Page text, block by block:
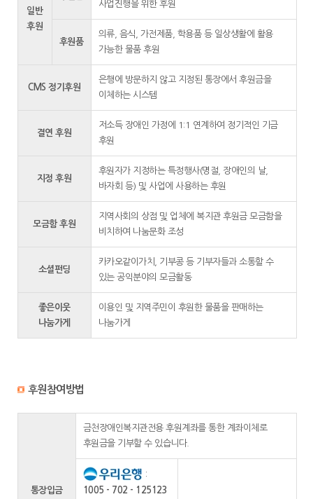
일반
후원
사업진행을 위한 후원
후원품
의류, 음식, 가전제품, 학용품 등 일상생활에 활용
가능한 물품 후원
CMS 정기후원
은행에 방문하지 않고 지정된 통장에서 후원금을
이체하는 시스템
결연 후원
저소득 장애인 가정에 1:1 연계하여 정기적인 기금
후원
지정 후원
후원자가 지정하는 특정행사(명절, 장애인의 날,
바자회 등) 및 사업에 사용하는 후원
모금함 후원
지역사회의 상점 및 업체에 복지관 후원금 모금함을
비치하여 나눔문화 조성
소셜펀딩
카카오같이가치, 기부콩 등 기부자들과 소통할 수
있는 공익분야의 모금활동
좋은이웃
나눔가게
이용인 및 지역주민이 후원한 물품을 판매하는
나눔가게
후원참여방법
통장입금
금천장애인복지관전용 후원계좌를 통한 계좌이체로
후원금을 기부할 수 있습니다.
:
1005 - 702 - 125123